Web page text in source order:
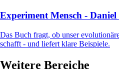
Experiment Mensch -
Das Buch fragt, ob unser
schafft - und liefert klare Beispiele.
Weitere Bereiche